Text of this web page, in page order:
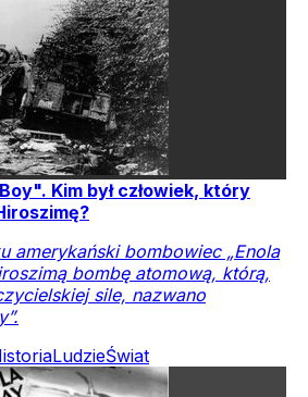
Kim był człowiek, który
amerykański bombowiec „Enola
bombę atomową, którą,
sile, nazwano
LudzieŚwiat